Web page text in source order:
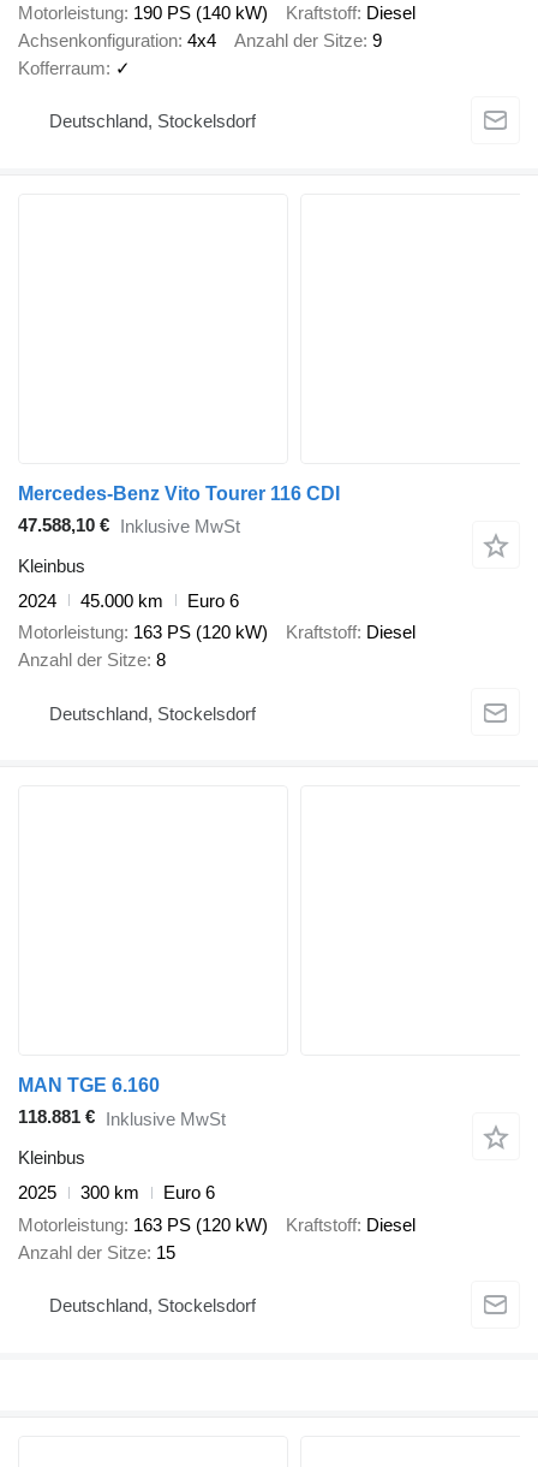
Motorleistung 190 PS (140 kW) Kraftstoff Diesel
Achsenkonfiguration 4x4 Anzahl der Sitze 9
Kofferraum
✓
Deutschland, Stockelsdorf
Mercedes-Benz Vito Tourer 116 CDI
47.588,10 € Inklusive MwSt
Kleinbus
2024
45.000 km
Euro 6
Motorleistung 163 PS (120 kW) Kraftstoff Diesel
Anzahl der Sitze 8
Deutschland, Stockelsdorf
MAN TGE 6.160
118.881 € Inklusive MwSt
Kleinbus
2025
300 km
Euro 6
Motorleistung 163 PS (120 kW) Kraftstoff Diesel
Anzahl der Sitze 15
Deutschland, Stockelsdorf